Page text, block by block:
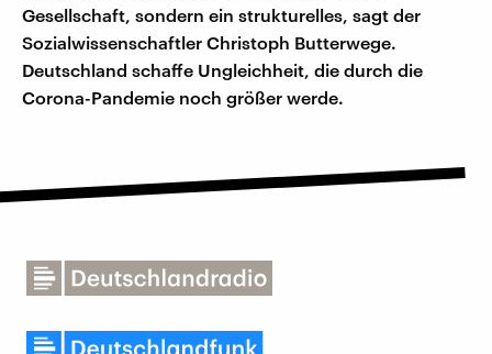
Gesellschaft, sondern ein strukturelles, sagt der
Sozialwissenschaftler Christoph Butterwege.
Deutschland schaffe Ungleichheit, die durch die
Corona-Pandemie noch größer werde.